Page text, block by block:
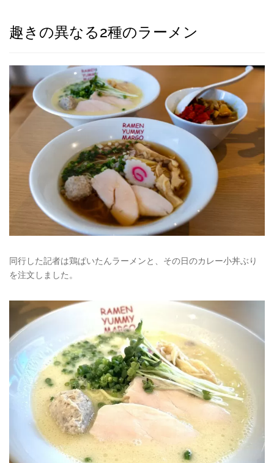
趣きの異なる2種のラーメン
同行した記者は鶏ぱいたんラーメンと、その日のカレー小丼ぶり
を注文しました。